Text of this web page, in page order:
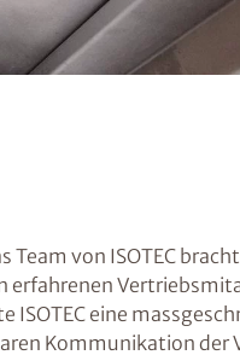
Team von ISOTEC
erfahrenen
eine
Kommunikation der